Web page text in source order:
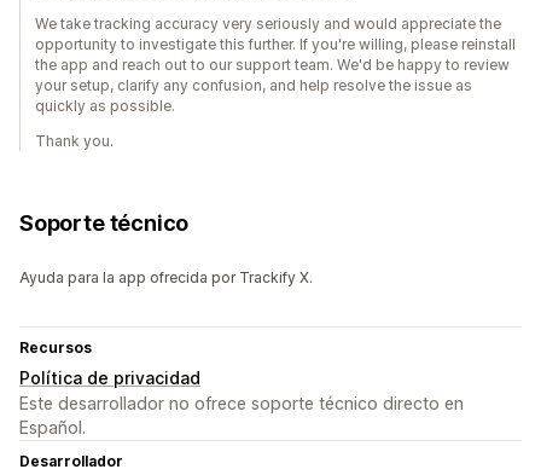
We take tracking accuracy very seriously and would appreciate the
opportunity to investigate this further. If you're willing, please reinstall
the app and reach out to our support team. We'd be happy to review
your setup, clarify any confusion, and help resolve the issue as
quickly as possible.
Thank you.
Soporte técnico
Ayuda para la app ofrecida por Trackify X.
Recursos
Política de privacidad
Este desarrollador no ofrece soporte técnico directo en
Español.
Desarrollador